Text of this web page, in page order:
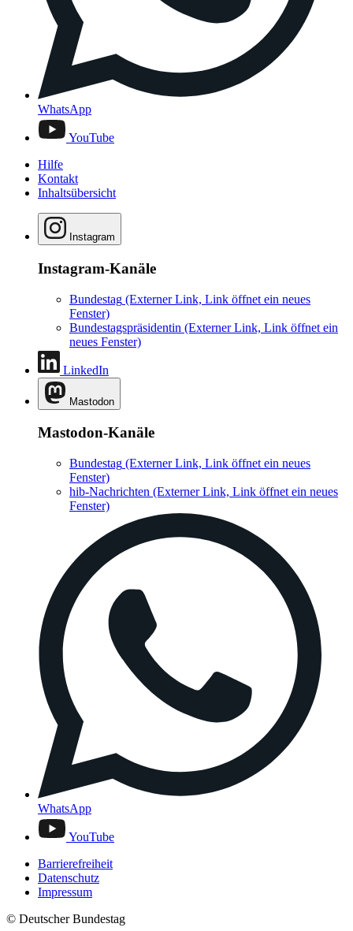
WhatsApp
YouTube
Hilfe
Kontakt
Inhaltsübersicht
Instagram
Instagram-Kanäle
Bundestag (Externer Link, Link öffnet ein neues
Fenster)
Bundestagspräsidentin (Externer Link, Link öffnet ein
neues Fenster)
LinkedIn
Mastodon
Mastodon-Kanäle
Bundestag (Externer Link, Link öffnet ein neues
Fenster)
hib-Nachrichten (Externer Link, Link öffnet ein neues
Fenster)
WhatsApp
YouTube
Barrierefreiheit
Datenschutz
Impressum
© Deutscher Bundestag